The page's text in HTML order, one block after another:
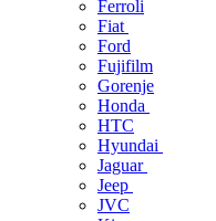
Ferroli
Fiat
Ford
Fujifilm
Gorenje
Honda
HTC
Hyundai
Jaguar
Jeep
JVC